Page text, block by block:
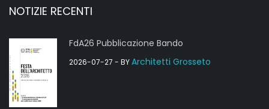
NOTIZIE RECENTI
FdA26 Pubblicazione Bando
2026-07-27 - BYArchitetti Grosseto